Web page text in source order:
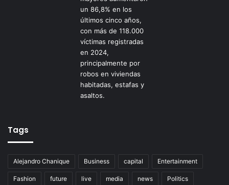
Tags
Alejandro Chanique Business capital Entertainment
Fashion future live media news Politics